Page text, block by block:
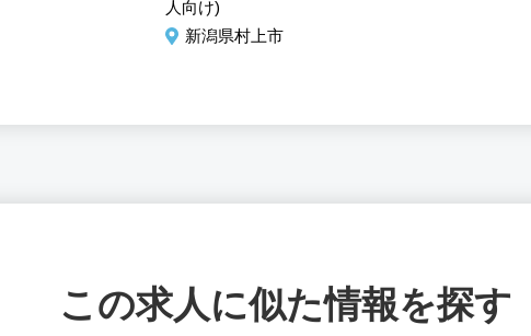
人向け)
新潟県村上市
この求人に似た情報を探す